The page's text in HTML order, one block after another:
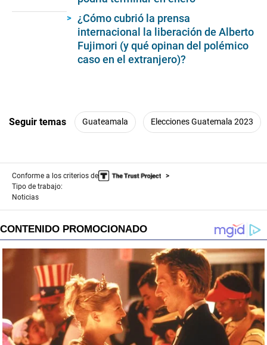
¿Cómo cubrió la prensa
internacional la liberación de Alberto
Fujimori (y qué opinan del polémico
caso en el extranjero)?
Seguir temas Guateamala Elecciones Guatemala 2023
Conforme a los criterios de
Tipo de trabajo:
Noticias